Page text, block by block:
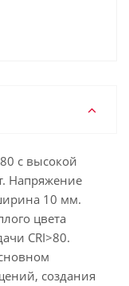
с высокой
Напряжение
10 мм.
цвета
CRI>80.
создания